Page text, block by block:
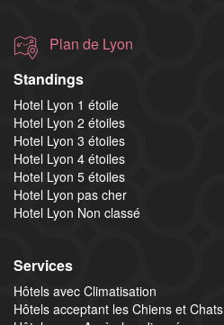
Plan de Lyon
Standings
Hotel Lyon 1 étoile
Hotel Lyon 2 étoiles
Hotel Lyon 3 étoiles
Hotel Lyon 4 étoiles
Hotel Lyon 5 étoiles
Hotel Lyon pas cher
Hotel Lyon Non classé
Services
Hôtels avec Climatisation
Hôtels acceptant les Chiens et Chats